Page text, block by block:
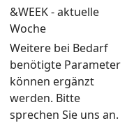
&WEEK - aktuelle
Woche
Weitere bei Bedarf
benötigte Parameter
können ergänzt
werden. Bitte
sprechen Sie uns an.